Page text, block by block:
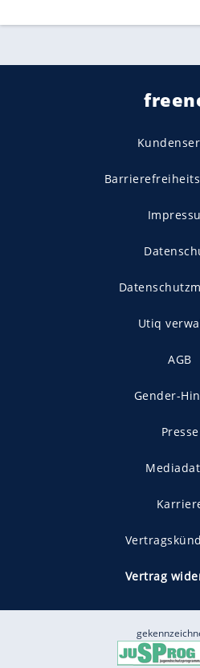
Utiq
AGB
Gender-
Presse
Vertrag